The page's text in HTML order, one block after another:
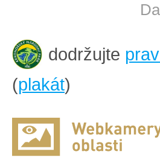
dodržujte
(plakát)